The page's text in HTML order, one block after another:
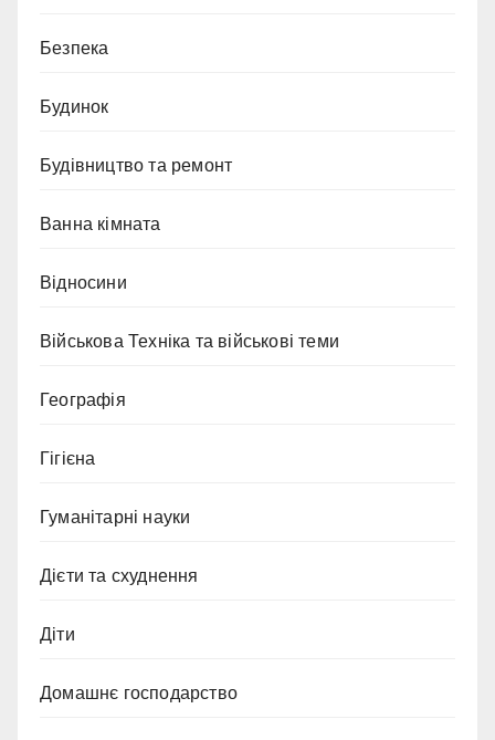
Безпека
Будинок
Будівництво та ремонт
Ванна кімната
Відносини
Військова Техніка та військові теми
Географія
Гігієна
Гуманітарні науки
Дієти та схуднення
Діти
Домашнє господарство